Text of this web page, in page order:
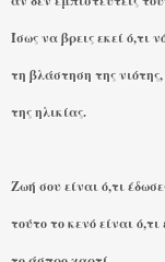
Ίσως να βρεις εκεί ό,τι
τη βλάστηση της
της ηλικίας.
Ζωή σου είναι ό,τι
τούτο το κενό είναι ό,τι